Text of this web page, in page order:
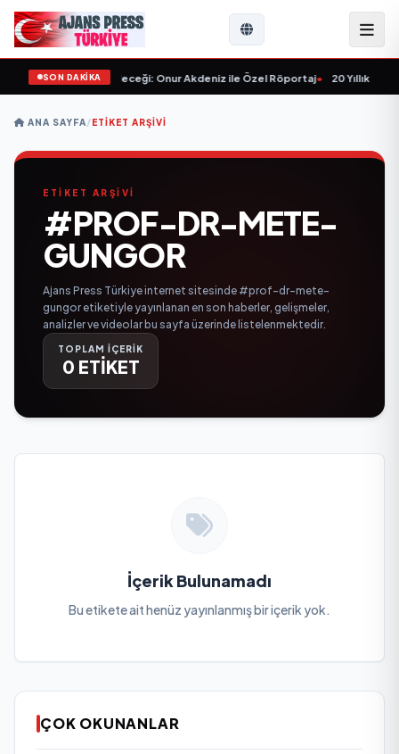
SON DAKİKA
ve Sektörün Geleceği: Onur Akdeniz ile Özel Röportaj• 20 Yıllık
ANA SAYFA/ETIKET ARŞIVI
ETİKET ARŞİVİ
#PROF-DR-METE-
GUNGOR
Ajans Press Türkiye internet sitesinde #prof-dr-mete-
gungor etiketiyle yayınlanan en son haberler, gelişmeler,
analizler ve videolar bu sayfa üzerinde listelenmektedir.
TOPLAM İÇERİK
0 ETİKET
İçerik Bulunamadı
Bu etikete ait henüz yayınlanmış bir içerik yok.
ÇOK OKUNANLAR